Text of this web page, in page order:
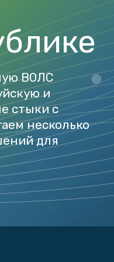
ВОЛС
и
стыки с
несколько
для